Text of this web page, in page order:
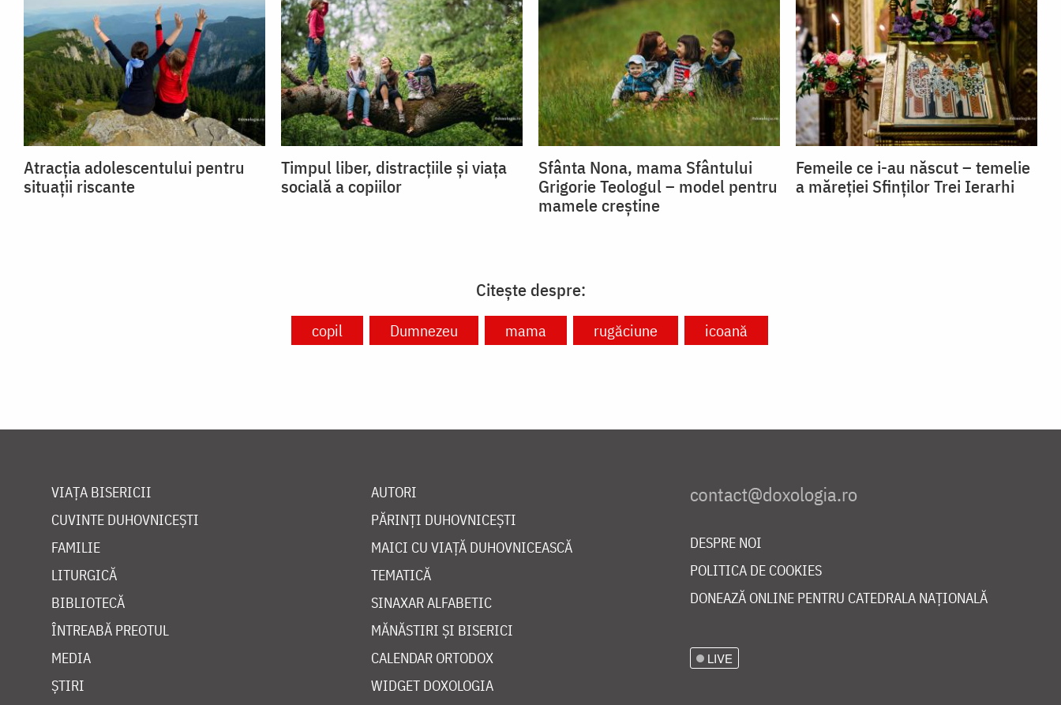
Atracția adolescentului pentru
situații riscante
Timpul liber, distracțiile și viața
socială a copiilor
Sfânta Nona, mama Sfântului
Grigorie Teologul – model pentru
mamele creștine
Femeile ce i-au născut – temelie
a măreției Sfinților Trei Ierarhi
Citește despre:
copil Dumnezeu mama rugăciune icoană
VIAȚA BISERICII
CUVINTE DUHOVNICEȘTI
FAMILIE
LITURGICĂ
BIBLIOTECĂ
ÎNTREABĂ PREOTUL
MEDIA
ȘTIRI
AUTORI
PĂRINȚI DUHOVNICEȘTI
MAICI CU VIAȚĂ DUHOVNICEASCĂ
TEMATICĂ
SINAXAR ALFABETIC
MĂNĂSTIRI ȘI BISERICI
CALENDAR ORTODOX
WIDGET DOXOLOGIA
DESPRE NOI
POLITICA DE COOKIES
DONEAZĂ ONLINE PENTRU CATEDRALA NAȚIONALĂ
LIVE